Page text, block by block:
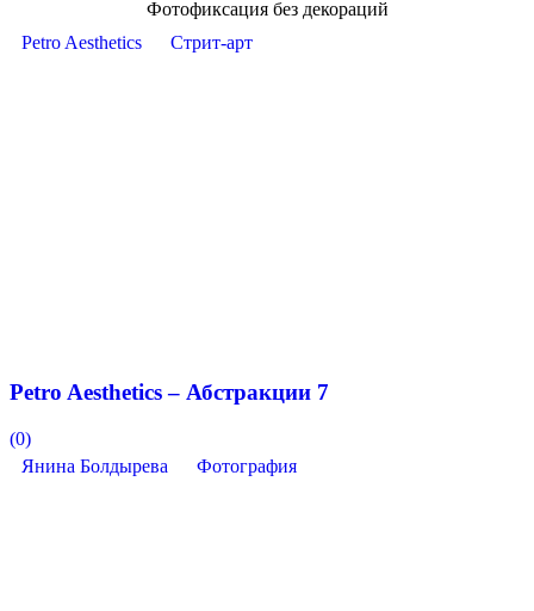
Фотофиксация без декораций
Petro Aesthetics
Стрит-арт
Petro Aesthetics – Абстракции 7
(0)
Янина Болдырева
Фотография